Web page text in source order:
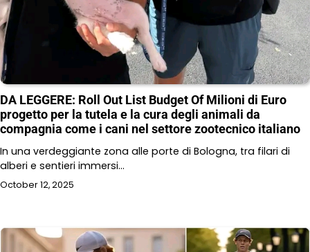
DA LEGGERE: Roll Out List Budget Of Milioni di Euro
progetto per la tutela e la cura degli animali da
compagnia come i cani nel settore zootecnico italiano
In una verdeggiante zona alle porte di Bologna, tra filari di
alberi e sentieri immersi…
October 12, 2025